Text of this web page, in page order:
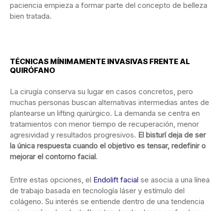
paciencia empieza a formar parte del concepto de belleza
bien tratada.
TÉCNICAS MÍNIMAMENTE INVASIVAS FRENTE AL
QUIRÓFANO
La cirugía conserva su lugar en casos concretos, pero
muchas personas buscan alternativas intermedias antes de
plantearse un lifting quirúrgico. La demanda se centra en
tratamientos con menor tiempo de recuperación, menor
agresividad y resultados progresivos. El bisturí deja de ser
la única respuesta cuando el objetivo es tensar, redefinir o
mejorar el contorno facial.
Entre estas opciones, el Endolift facial se asocia a una línea
de trabajo basada en tecnología láser y estímulo del
colágeno. Su interés se entiende dentro de una tendencia